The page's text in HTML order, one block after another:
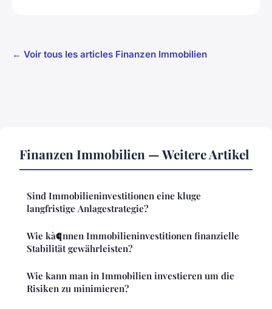
← Voir tous les articles Finanzen Immobilien
Finanzen Immobilien — Weitere Artikel
Sind Immobilieninvestitionen eine kluge
langfristige Anlagestrategie?
Wie kà¶nnen Immobilieninvestitionen finanzielle
Stabilität gewährleisten?
Wie kann man in Immobilien investieren um die
Risiken zu minimieren?